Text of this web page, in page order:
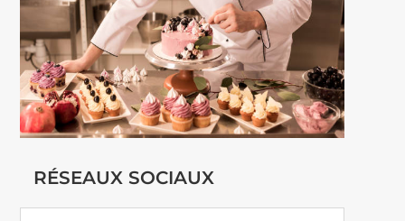
RÉSEAUX SOCIAUX